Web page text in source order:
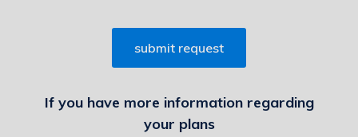
If you have more information regarding
your plans